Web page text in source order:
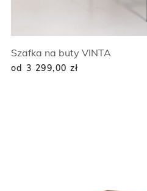
Szafka na buty VINTA
od 3 299,00 zł